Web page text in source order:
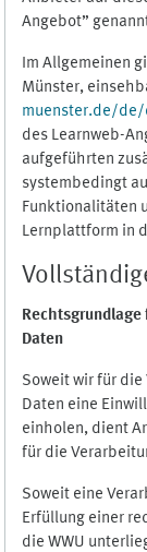
Angebot”
Im Allgemeinen
Münster,
muenster.de/
des Learnweb-
aufgeführten
systembedingt
Funktionalitäten
Lernplattform in
Rechtsgrundlage
Daten
Soweit wir für
Daten eine
einholen, dient
für die
Soweit eine
Erfüllung einer
die WWU